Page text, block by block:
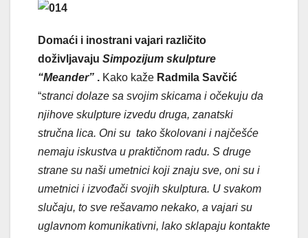
Domaći i inostrani vajari različito
doživljavaju Simpozijum skulpture
“Meander” . Kako kaže Radmila Savčić
“stranci dolaze sa svojim skicama i očekuju da
njihove skulpture izvedu druga, zanatski
stručna lica. Oni su tako školovani i najčešće
nemaju iskustva u praktičnom radu. S druge
strane su naši umetnici koji znaju sve, oni su i
umetnici i izvođači svojih skulptura. U svakom
slučaju, to sve rešavamo nekako, a vajari su
uglavnom komunikativni, lako sklapaju kontakte